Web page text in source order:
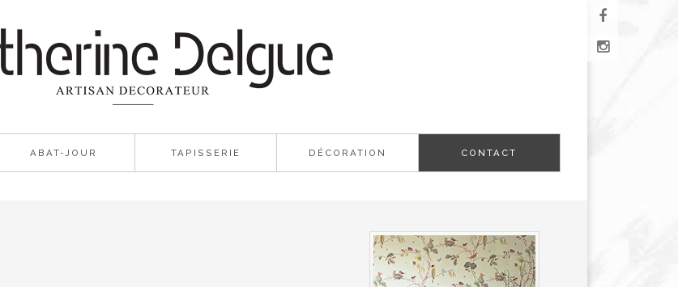
ABAT-JOUR TAPISSERIE DÉCORATION CONTACT